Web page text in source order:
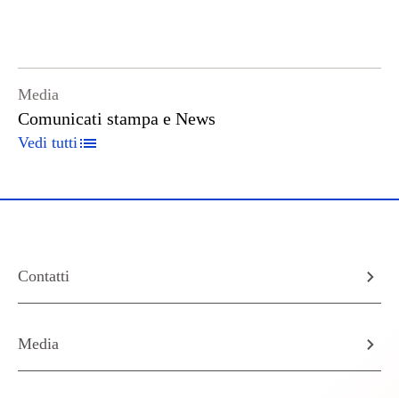
Media
Comunicati stampa e News
Vedi tutti
Contatti
Media